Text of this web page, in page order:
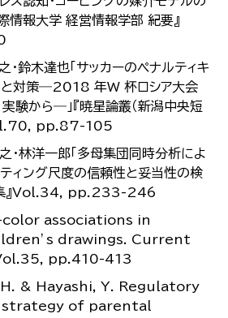
情報大学 経営情報学部 紀要』
鈴木達也「サッカーのペナルティキ
と対策―2018 年W 杯ロシア大会
験から―」『暁星論叢（新潟中央短
pp.87-105
・林洋一郎「多母集団同時分析によ
ィング尺度の信頼性と妥当性の検
集』Vol.34, pp.233-246
color associations in
drawings. Current
pp.410-413
H. & Hayashi, Y. Regulatory
of parental